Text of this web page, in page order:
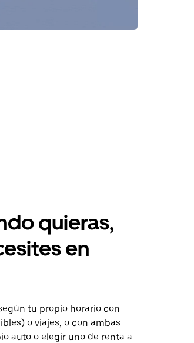
quieras,
en
tu propio horario con
o viajes, o con ambas
auto o elegir uno de renta a